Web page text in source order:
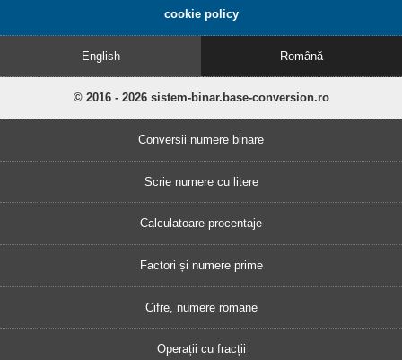
cookie policy
English Română
© 2016 - 2026 sistem-binar.base-conversion.ro
Conversii numere binare
Scrie numere cu litere
Calculatoare procentaje
Factori și numere prime
Cifre, numere romane
Operații cu fracții